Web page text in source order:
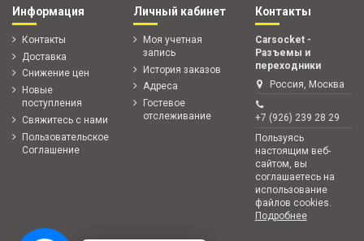
Информация
Контакты
Доставка
Снижение цен
Новые
поступления
Свяжитесь с нами
Пользовательское
Соглашение
Личный кабинет
Моя учетная
запись
История заказов
Адреса
Гостевое
отслеживание
Контакты
Carsocket -
Разъемы и
переходники
Россия, Москва
+7 (926) 239 28 29
Пользуясь
настоящим веб-
сайтом, вы
соглашаетесь на
использование
файлов cookies.
Подробнее